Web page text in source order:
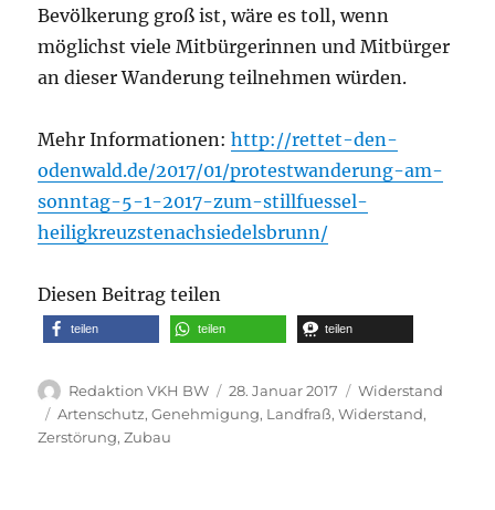
Bevölkerung groß ist, wäre es toll, wenn
möglichst viele Mitbürgerinnen und Mitbürger
an dieser Wanderung teilnehmen würden.
Mehr Informationen:http://rettet-den-
odenwald.de/2017/01/protestwanderung-am-
sonntag-5-1-2017-zum-stillfuessel-
heiligkreuzstenachsiedelsbrunn/
Diesen Beitrag teilen
teilen teilen teilen
Autor
Redaktion VKH BW
Veröffentlicht
am
28. Januar 2017 Kategorien
Widerstand
Schlagwörter
Artenschutz,Genehmigung, Landfraß,Widerstand,
Zerstörung,Zubau